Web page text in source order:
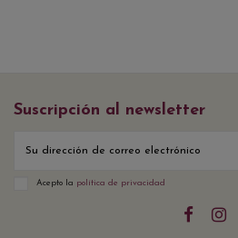
Suscripción al newsletter
Acepto la política de privacidad